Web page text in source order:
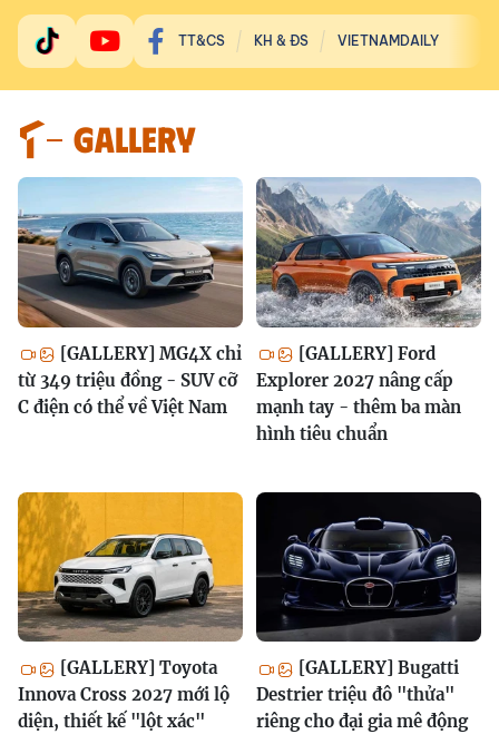
TT&CS KH & ĐS VIETNAMDAILY
GALLERY
[GALLERY] MG4X chỉ
từ 349 triệu đồng - SUV cỡ
C điện có thể về Việt Nam
[GALLERY] Ford
Explorer 2027 nâng cấp
mạnh tay - thêm ba màn
hình tiêu chuẩn
[GALLERY] Toyota
Innova Cross 2027 mới lộ
diện, thiết kế "lột xác"
[GALLERY] Bugatti
Destrier triệu đô "thửa"
riêng cho đại gia mê động